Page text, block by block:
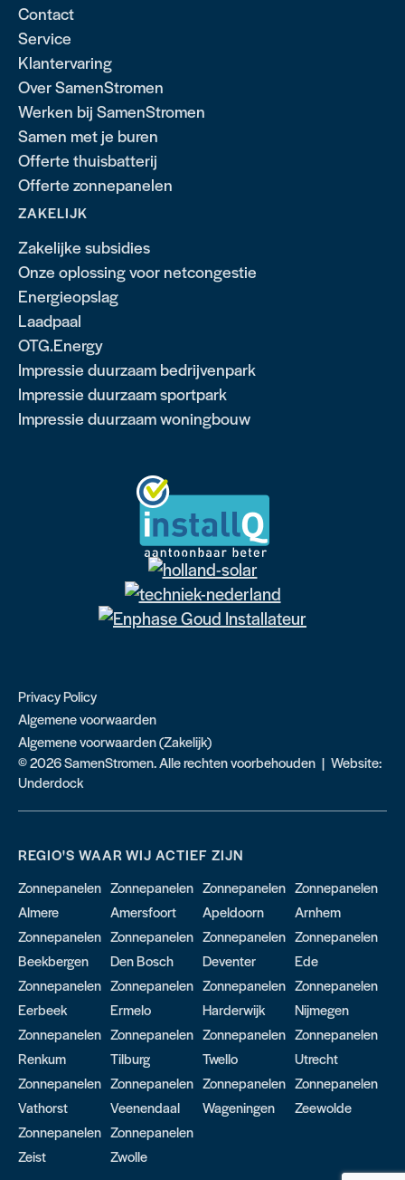
Contact
Service
Klantervaring
Over SamenStromen
Werken bij SamenStromen
Samen met je buren
Offerte thuisbatterij
Offerte zonnepanelen
ZAKELIJK
Zakelijke subsidies
Onze oplossing voor netcongestie
Energieopslag
Laadpaal
OTG.Energy
Impressie duurzaam bedrijvenpark
Impressie duurzaam sportpark
Impressie duurzaam woningbouw
Privacy Policy
Algemene voorwaarden
Algemene voorwaarden (Zakelijk)
© 2026 SamenStromen. Alle rechten voorbehouden | Website:
Underdock
REGIO'S WAAR WIJ ACTIEF ZIJN
Zonnepanelen
Almere
Zonnepanelen
Amersfoort
Zonnepanelen
Apeldoorn
Zonnepanelen
Arnhem
Zonnepanelen
Beekbergen
Zonnepanelen
Den Bosch
Zonnepanelen
Deventer
Zonnepanelen
Ede
Zonnepanelen
Eerbeek
Zonnepanelen
Ermelo
Zonnepanelen
Harderwijk
Zonnepanelen
Nijmegen
Zonnepanelen
Renkum
Zonnepanelen
Tilburg
Zonnepanelen
Twello
Zonnepanelen
Utrecht
Zonnepanelen
Vathorst
Zonnepanelen
Veenendaal
Zonnepanelen
Wageningen
Zonnepanelen
Zeewolde
Zonnepanelen
Zeist
Zonnepanelen
Zwolle